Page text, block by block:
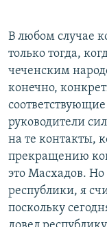
В любом случае
только тогда,
чеченским
конечно,
руководители
на те контакты,
прекращению
это Масхадов.
республики, я
поскольку